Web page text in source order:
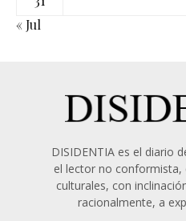
« Jul
DISIDENTIA es el diario
el lector no conformista,
culturales, con
racionalmente, a